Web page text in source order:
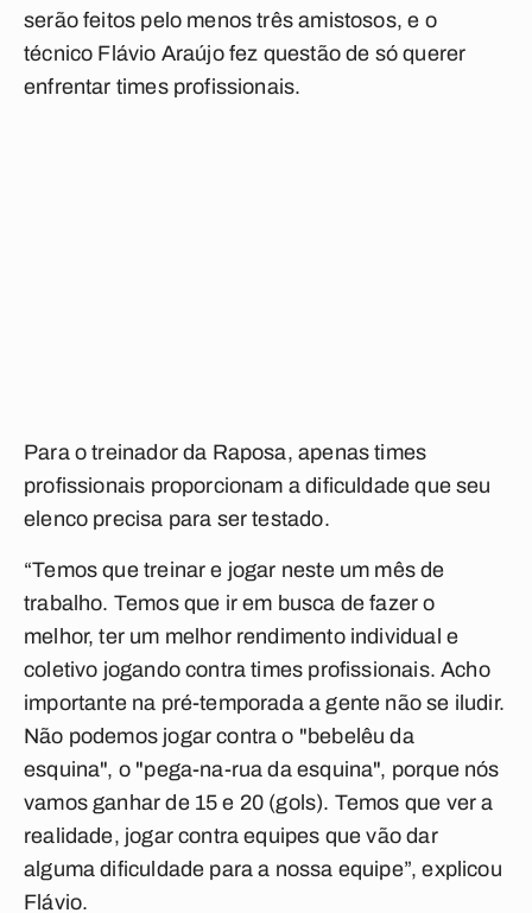
serão feitos pelo menos três amistosos, e o
técnico Flávio Araújo fez questão de só querer
enfrentar times profissionais.
Para o treinador da Raposa, apenas times
profissionais proporcionam a dificuldade que seu
elenco precisa para ser testado.
“Temos que treinar e jogar neste um mês de
trabalho. Temos que ir em busca de fazer o
melhor, ter um melhor rendimento individual e
coletivo jogando contra times profissionais. Acho
importante na pré-temporada a gente não se iludir.
Não podemos jogar contra o "bebelêu da
esquina", o "pega-na-rua da esquina", porque nós
vamos ganhar de 15 e 20 (gols). Temos que ver a
realidade, jogar contra equipes que vão dar
alguma dificuldade para a nossa equipe”, explicou
Flávio.